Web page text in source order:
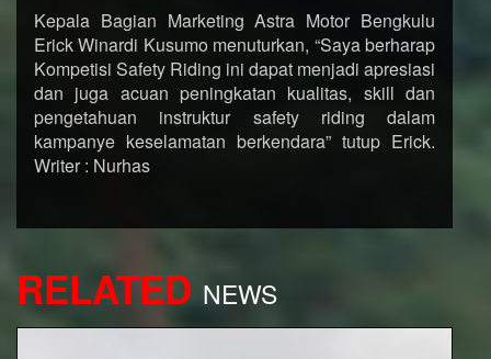
Kepala Bagian Marketing Astra Motor Bengkulu
Erick Winardi Kusumo menuturkan, “Saya berharap
Kompetisi Safety Riding ini dapat menjadi apresiasi
dan juga acuan peningkatan kualitas, skill dan
pengetahuan instruktur safety riding dalam
kampanye keselamatan berkendara” tutup Erick.
Writer : Nurhas
RELATED NEWS